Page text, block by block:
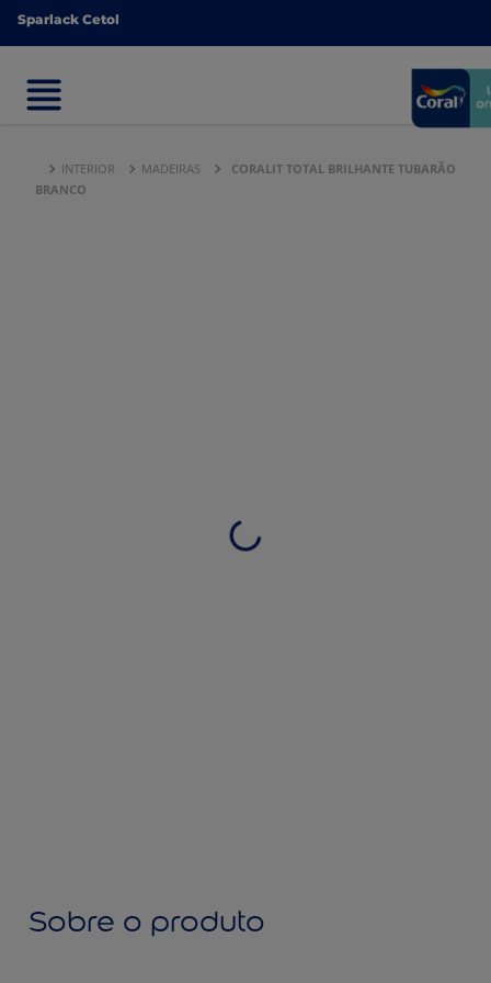
Sparlack Cetol
Sparlack Cetol
INTERIOR MADEIRAS
CORALIT TOTAL BRILHANTE TUBARÃO
BRANCO
Sobre o produto